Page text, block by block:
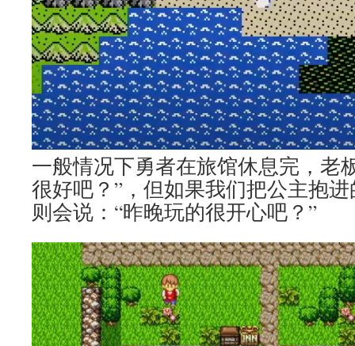
一般情况下勇者在旅馆休息完，老
很好吧？”，但如果我们把公主抱
则会说：“昨晚玩的很开心吧？”